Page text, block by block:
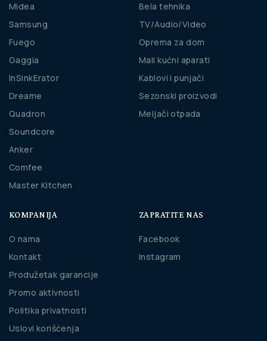
Midea
Samsung
Fuego
Gaggia
InSinkErator
Dreame
Quadron
Soundcore
Anker
Comfee
Master Kitchen
Bela tehnika
TV/Audio/Video
Oprema za dom
Mali kućni aparati
Kablovi i punjači
Sezonski proizvodi
Meljači otpada
KOMPANIJA
O nama
Kontakt
Produžetak garancije
Promo aktivnosti
Politika privatnosti
Uslovi korišćenja
ZAPRATITE NAS
Facebook
Instagram